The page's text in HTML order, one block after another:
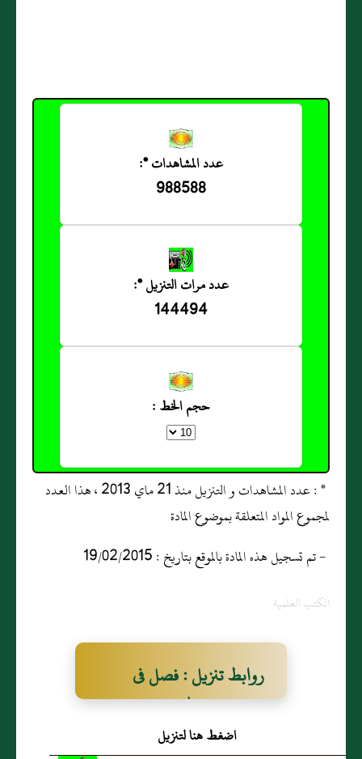
عدد المشاهدات *:
988588
عدد مرات التنزيل *:
144494
حجم الخط :
* : عدد المشاهدات و التنزيل منذ 21 ماي 2013 ، هذا العدد
لمجموع المواد المتعلقة بموضوع المادة
- تم تسجيل هذه المادة بالموقع بتاريخ : 19/02/2015
الكتب العلمية
روابط تنزيل : فصل فى
هَدْيه صلى الله عليه وسلم
فى رُقْيَة اللَّدِيغ بالفاتحة
اضغط هنا لتنزيل